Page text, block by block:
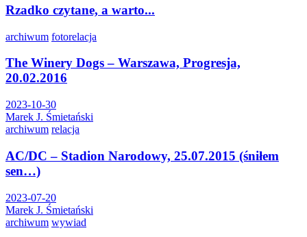
Rzadko czytane, a warto...
archiwum fotorelacja
The Winery Dogs – Warszawa, Progresja,
20.02.2016
2023-10-30
Marek J. Śmietański
archiwum relacja
AC/DC – Stadion Narodowy, 25.07.2015 (śniłem
sen…)
2023-07-20
Marek J. Śmietański
archiwum wywiad